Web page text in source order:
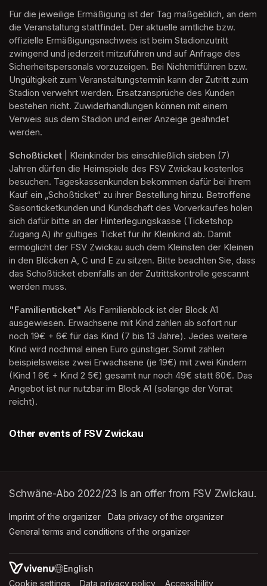
Für die jeweilige Ermäßigung ist der Tag maßgeblich, an dem
die Veranstaltung stattfindet. Der aktuelle amtliche bzw.
offizielle Ermäßigungsnachweis ist beim Stadionzutritt
zwingend und jederzeit mitzuführen und auf Anfrage des
Sicherheitspersonals vorzuzeigen. Bei Nichtmitführen bzw.
Ungültigkeit zum Veranstaltungstermin kann der Zutritt zum
Stadion verwehrt werden. Ersatzansprüche des Kunden
bestehen nicht. Zuwiderhandlungen können mit einem
Verweis aus dem Stadion und einer Anzeige geahndet
werden.
Schoßticket
| Kleinkinder bis einschließlich sieben (7)
Jahren dürfen die Heimspiele des FSV Zwickau kostenlos
besuchen. Tageskassenkunden bekommen dafür bei ihrem
Kauf ein „Schoßticket“ zu ihrer Bestellung hinzu. Betroffene
Saisonticketkunden und Kundschaft des Vorverkaufes holen
sich dafür bitte an der Hinterlegungskasse (Ticketshop
Zugang A) ihr gültiges Ticket für ihr Kleinkind ab. Damit
ermöglicht der FSV Zwickau auch dem Kleinsten der Kleinen
in den Blöcken A, C und E zu sitzen. Bitte beachten Sie, dass
das Schoßticket ebenfalls an der Zutrittskontrolle gescannt
werden muss.
(opens in a new tab)
(opens in a new tab)
(opens in a new tab)
"Familienticket" Als Familienblock ist der Block A1
ausgewiesen. Erwachsene mit Kind zahlen ab sofort nur
noch 19€ + 6€ für das Kind (7 bis 13 Jahre). Jedes weitere
Kind wird nochmal einen Euro günstiger. Somit zahlen
beispielsweise zwei Erwachsene (je 19€) mit zwei Kindern
(Kind 1 6€ + Kind 2 5€) gesamt nur noch 49€ statt 60€. Das
Angebot ist nur nutzbar im Block A1 (solange der Vorrat
reicht).
Other events of FSV Zwickau
Schwäne-Abo 2022/23 is an offer from FSV Zwickau.
Imprint of the organizer (opens in a new tab)
Data privacy of the organizer
General terms and conditions of the organizer
SWITCH LANGUAGE
Cookie settings (opens in a new tab)
Data privacy policy (opens in a new tab)
Accessibility